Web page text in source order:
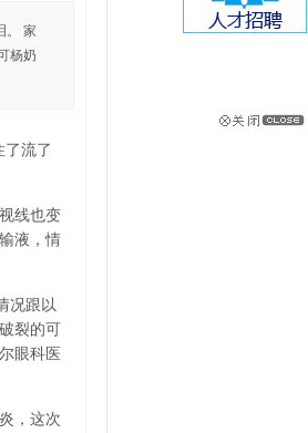
。 家
杨奶
了流了
线也变
液，情
况跟以
裂的可
眼科医
，这次